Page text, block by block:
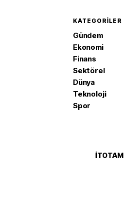
KATEGORILER
Gündem
Ekonomi
Finans
Sektörel
Dünya
Teknoloji
Spor
İTOTAM